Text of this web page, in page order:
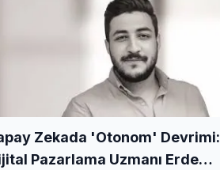
Zekada 'Otonom' Devrimi:
Pazarlama Uzmanı Erdem